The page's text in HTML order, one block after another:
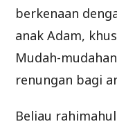
berkenaan
anak Adam,
Mudah-
renungan bagi
Beliau